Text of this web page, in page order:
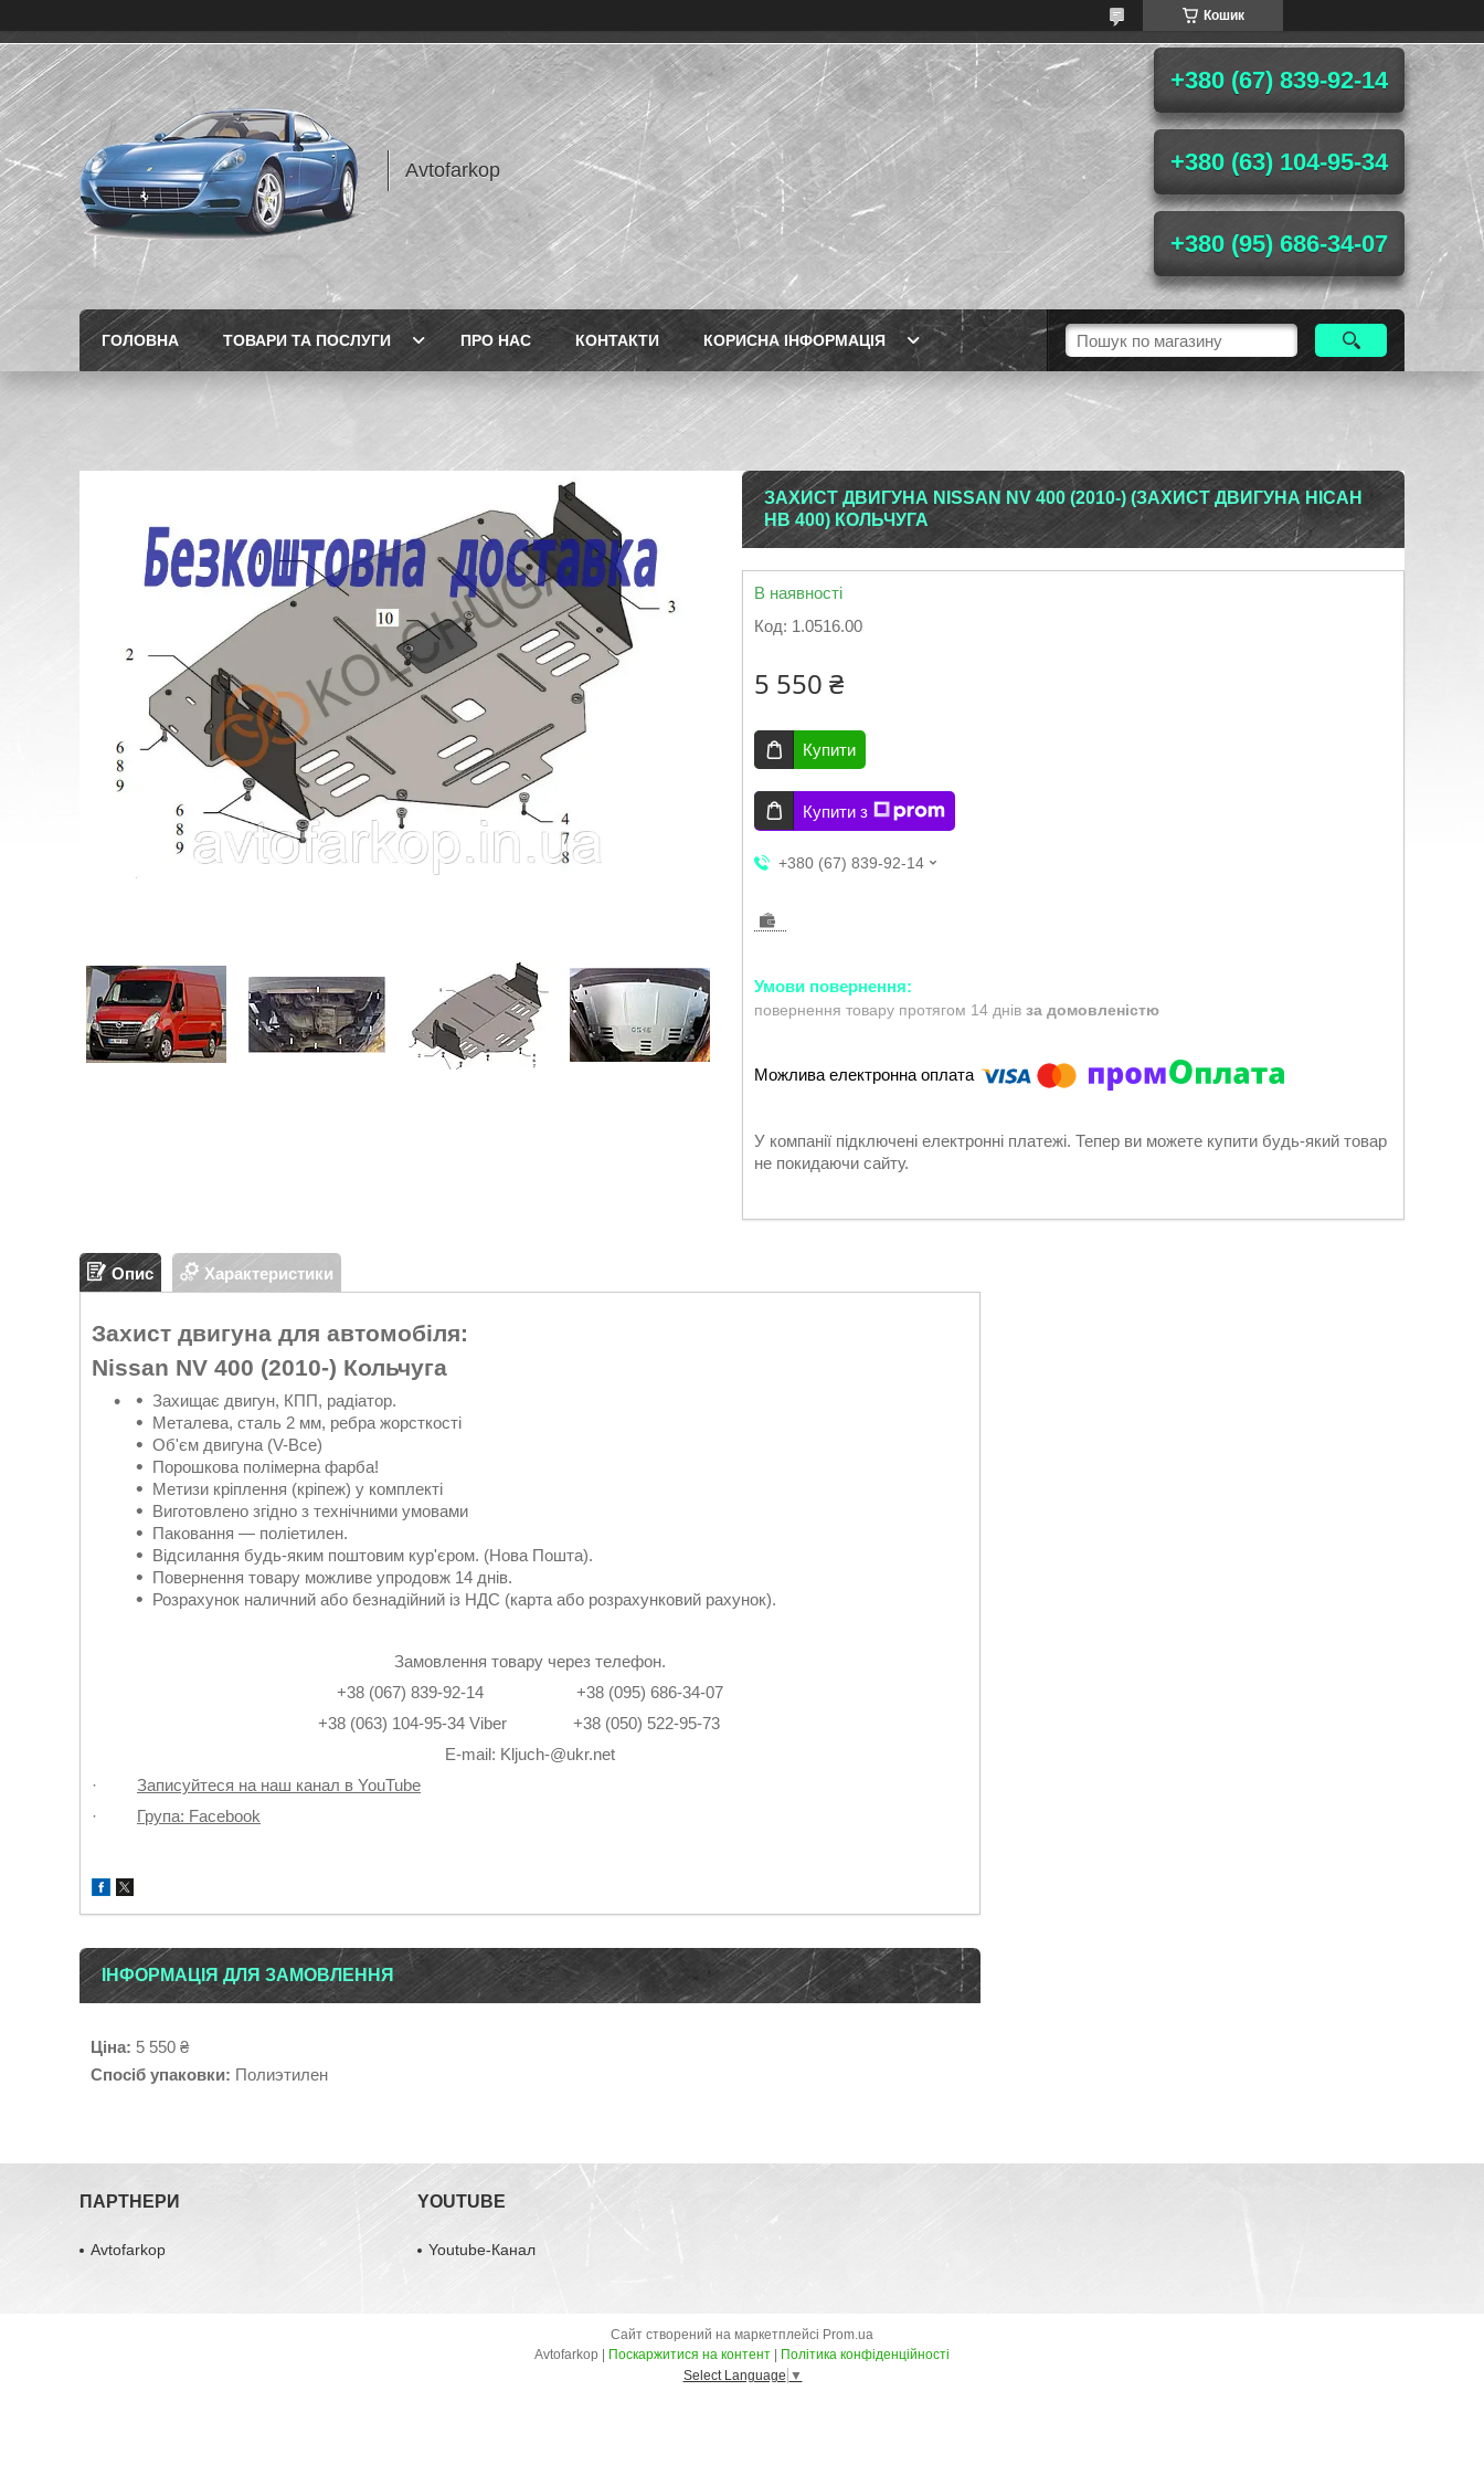
Кошик
Avtofarkop
+380 (67) 839-92-14
+380 (63) 104-95-34
+380 (95) 686-34-07
ГОЛОВНА ТОВАРИ ТА ПОСЛУГИ ПРО НАС КОНТАКТИ КОРИСНА ІНФОРМАЦІЯ
ЗАХИСТ ДВИГУНА NISSAN NV 400 (2010-) (ЗАХИСТ ДВИГУНА НІСАН
НВ 400) КОЛЬЧУГА
В наявності
Код: 1.0516.00
5 550 ₴
Купити
Купити з
+380 (67) 839-92-14
повернення товару протягом 14 днів за домовленістю
У компанії підключені електронні платежі. Тепер ви можете купити будь-який товар
не покидаючи сайту.
Опис Характеристики
Захист двигуна для автомобіля:
Nissan NV 400 (2010-) Кольчуга
Захищає двигун, КПП, радіатор.
Металева, сталь 2 мм, ребра жорсткості
Об'єм двигуна (V-Все)
Порошкова полімерна фарба!
Метизи кріплення (кріпеж) у комплекті
Виготовлено згідно з технічними умовами
Паковання — поліетилен.
Відсилання будь-яким поштовим кур'єром. (Нова Пошта).
Повернення товару можливе упродовж 14 днів.
Розрахунок наличний або безнадійний із НДС (карта або розрахунковий рахунок).
Замовлення товару через телефон.
+38 (067) 839-92-14 +38 (095) 686-34-07
+38 (063) 104-95-34 Viber +38 (050) 522-95-73
Е-mail: Kljuch-@ukr.net
· Записуйтеся на наш канал в YouTube
· Група: Facebook
ІНФОРМАЦІЯ ДЛЯ ЗАМОВЛЕННЯ
Ціна: 5 550 ₴
Спосіб упаковки: Полиэтилен
ПАРТНЕРИ
Avtofarkop
YOUTUBE
Youtube-Канал
Сайт створений на маркетплейсі Prom.ua
Поскаржитися на контент
Політика конфіденційності
Select Language ▼